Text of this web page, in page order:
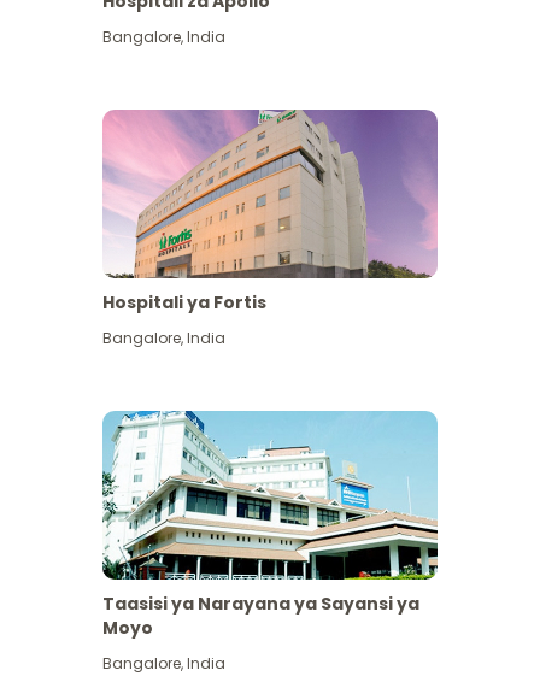
Bangalore,India
Hospitali ya Fortis
Bangalore,India
Taasisi ya Narayana ya Sayansi ya
Moyo
Bangalore,India